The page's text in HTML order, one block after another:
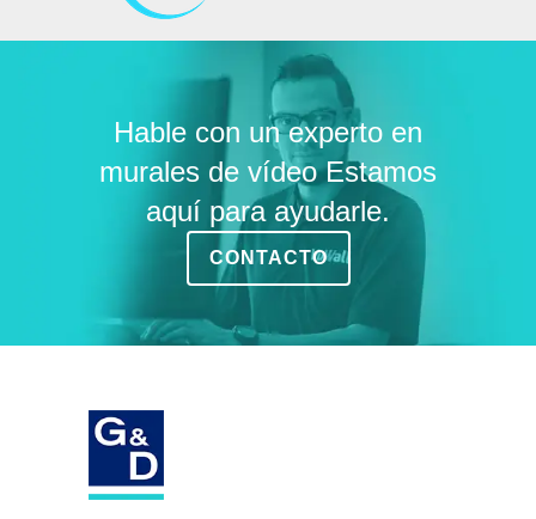
Hable con un experto en
murales de vídeo Estamos
aquí para ayudarle.
CONTACTO